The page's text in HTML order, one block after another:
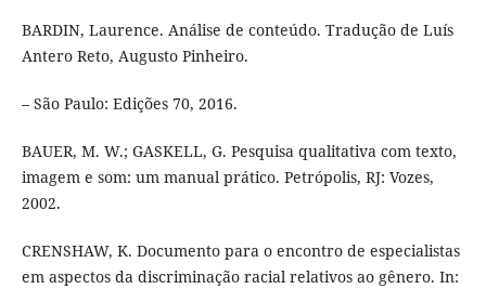
BARDIN, Laurence. Análise de conteúdo. Tradução de Luís
Antero Reto, Augusto Pinheiro.
– São Paulo: Edições 70, 2016.
BAUER, M. W.; GASKELL, G. Pesquisa qualitativa com texto,
imagem e som: um manual prático. Petrópolis, RJ: Vozes,
2002.
CRENSHAW, K. Documento para o encontro de especialistas
em aspectos da discriminação racial relativos ao gênero. In: